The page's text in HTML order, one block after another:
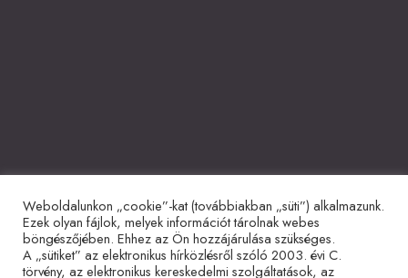
Együttműködő partnerek
Weboldalunkon „cookie”-kat (továbbiakban „süti”) alkalmazunk.
Ezek olyan fájlok, melyek információt tárolnak webes
böngészőjében. Ehhez az Ön hozzájárulása szükséges.
A „sütiket” az elektronikus hírközlésről szóló 2003. évi C.
törvény, az elektronikus kereskedelmi szolgáltatások, az